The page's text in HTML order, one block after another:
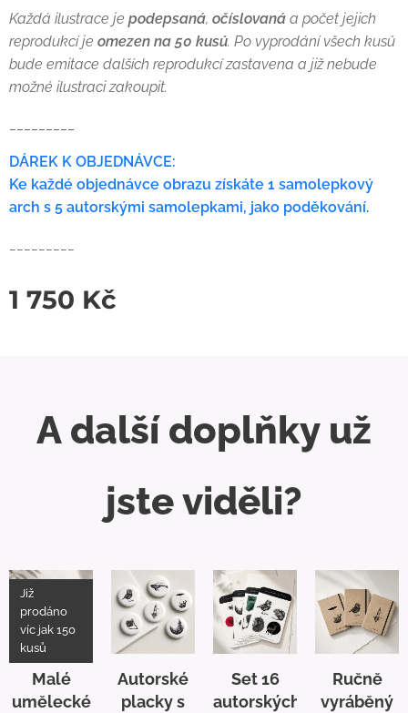
Každá ilustrace je podepsaná, očíslovaná a počet jejich
reprodukcí je omezen na 50 kusů. Po vyprodání všech kusů
bude emitace dalších reprodukcí zastavena a již nebude
možné ilustraci zakoupit.
DÁREK K OBJEDNÁVCE:
Ke každé objednávce obrazu získáte 1 samolepkový
arch s 5 autorskými samolepkami, jako poděkování.
1 750 Kč
A další doplňky už
jste viděli?
Malé
umělecké
Již
prodáno
víc jak 150
kusů
Autorské
placky s
Set 16
autorských
Ručně
vyráběný